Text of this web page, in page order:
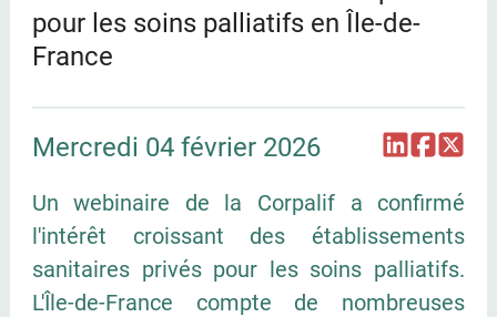
pour les soins palliatifs en Île-de-
France
Mercredi 04 février 2026
Un webinaire de la Corpalif a confirmé
l'intérêt croissant des établissements
sanitaires privés pour les soins palliatifs.
L'Île-de-France compte de nombreuses